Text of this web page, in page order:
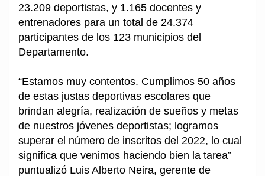
23.209 deportistas, y 1.165 docentes y
entrenadores para un total de 24.374
participantes de los 123 municipios del
Departamento.
“Estamos muy contentos. Cumplimos 50 años
de estas justas deportivas escolares que
brindan alegría, realización de sueños y metas
de nuestros jóvenes deportistas; logramos
superar el número de inscritos del 2022, lo cual
significa que venimos haciendo bien la tarea”
puntualizó Luis Alberto Neira, gerente de